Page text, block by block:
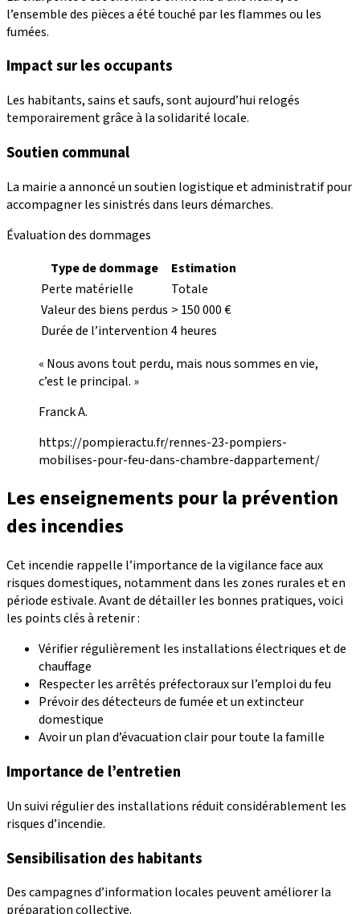
l’ensemble des pièces a été touché par les flammes ou les
fumées.
Impact sur les occupants
Les habitants, sains et saufs, sont aujourd’hui relogés
temporairement grâce à la solidarité locale.
Soutien communal
La mairie a annoncé un soutien logistique et administratif pour
accompagner les sinistrés dans leurs démarches.
Évaluation des dommages
Type de dommage
Estimation
Perte matérielle
Totale
Valeur des biens perdus > 150 000 €
Durée de l’intervention 4 heures
« Nous avons tout perdu, mais nous sommes en vie,
c’est le principal. »
Franck A.
https://pompieractu.fr/rennes-23-pompiers-
mobilises-pour-feu-dans-chambre-dappartement/
Les enseignements pour la prévention
des incendies
Cet incendie rappelle l’importance de la vigilance face aux
risques domestiques, notamment dans les zones rurales et en
période estivale. Avant de détailler les bonnes pratiques, voici
les points clés à retenir :
Vérifier régulièrement les installations électriques et de
chauffage
Respecter les arrêtés préfectoraux sur l’emploi du feu
Prévoir des détecteurs de fumée et un extincteur
domestique
Avoir un plan d’évacuation clair pour toute la famille
Importance de l’entretien
Un suivi régulier des installations réduit considérablement les
risques d’incendie.
Sensibilisation des habitants
Des campagnes d’information locales peuvent améliorer la
préparation collective.